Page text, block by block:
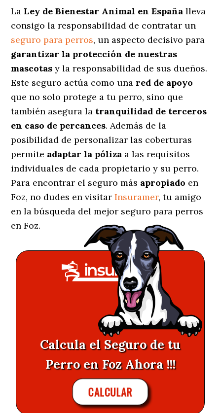
La Ley de Bienestar Animal en España lleva
consigo la responsabilidad de contratar un
seguro para perros, un aspecto decisivo para
garantizar la protección de nuestras
mascotas y la responsabilidad de sus dueños.
Este seguro actúa como una red de apoyo
que no solo protege a tu perro, sino que
también asegura la tranquilidad de terceros
en caso de percances. Además de la
posibilidad de personalizar las coberturas
permite adaptar la póliza a las requisitos
individuales de cada propietario y su perro.
Para encontrar el seguro más apropiado en
Foz, no dudes en visitarInsuramer, tu amigo
en la búsqueda del mejor seguro para perros
en Foz.
Calcula el Seguro de tu
Perro en Foz Ahora !!!
CALCULAR